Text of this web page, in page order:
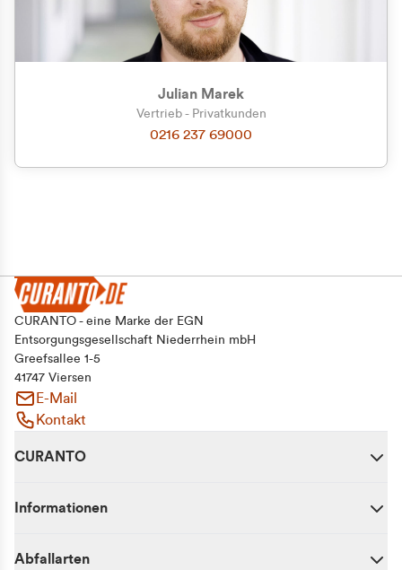
Geschäftskunde (exkl. MwSt.)
Julian Marek
Vertrieb - Privatkunden
0216 237 69000
CURANTO - eine Marke der EGN
Entsorgungsgesellschaft Niederrhein mbH
Greefsallee 1-5
41747 Viersen
E-Mail
Kontakt
CURANTO
Informationen
Abfallarten